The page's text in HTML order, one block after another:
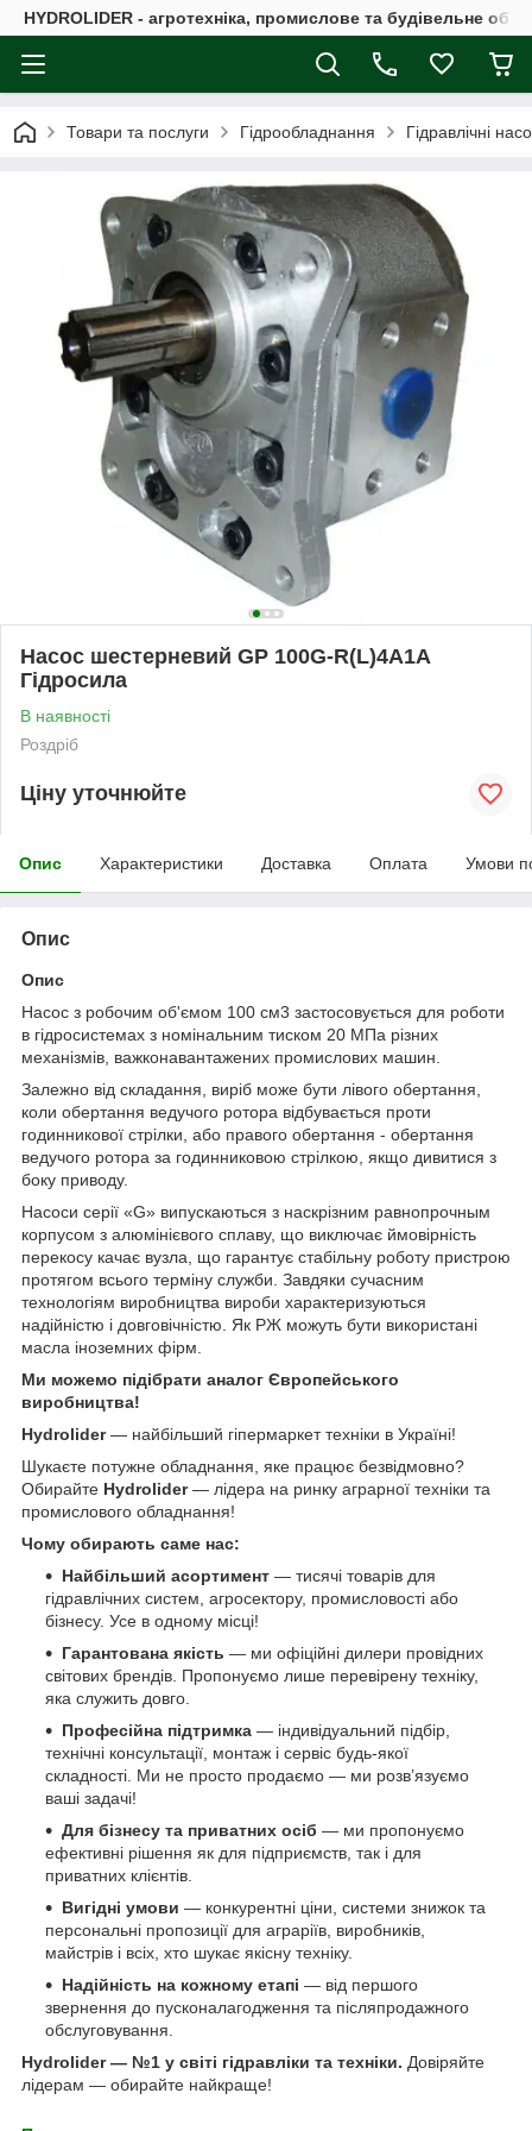
HYDROLIDER - агротехніка, промислове та будівельне
Товари та послуги Гідрообладнання Гідравлічні
Насос шестерневий GP 100G-R(L)4A1A
Гідросила
В наявності
Роздріб
Ціну уточнюйте
Опис Характеристики Доставка Оплата Умови
Опис
Опис
Насос з робочим об'ємом 100 см3 застосовується для роботи
в гідросистемах з номінальним тиском 20 МПа різних
механізмів, важконавантажених промислових машин.
Залежно від складання, виріб може бути лівого обертання,
коли обертання ведучого ротора відбувається проти
годинникової стрілки, або правого обертання - обертання
ведучого ротора за годинниковою стрілкою, якщо дивитися з
боку приводу.
Насоси серії «G» випускаються з наскрізним равнопрочным
корпусом з алюмінієвого сплаву, що виключає ймовірність
перекосу качає вузла, що гарантує стабільну роботу пристрою
протягом всього терміну служби. Завдяки сучасним
технологіям виробництва вироби характеризуються
надійністю і довговічністю. Як РЖ можуть бути використані
масла іноземних фірм.
Ми можемо підібрати аналог Європейського
виробництва!
Hydrolider— найбільший гіпермаркет техніки в Україні!
Шукаєте потужне обладнання, яке працює безвідмовно?
Обирайте Hydrolider— лідера на ринку аграрної техніки та
промислового обладнання!
Чому обирають саме нас:
Найбільший асортимент — тисячі товарів для
гідравлічних систем, агросектору, промисловості або
бізнесу. Усе в одному місці!
Гарантована якість — ми офіційні дилери провідних
світових брендів. Пропонуємо лише перевірену техніку,
яка служить довго.
Професійна підтримка — індивідуальний підбір,
технічні консультації, монтаж і сервіс будь-якої
складності. Ми не просто продаємо — ми розв’язуємо
ваші задачі!
Для бізнесу та приватних осіб — ми пропонуємо
ефективні рішення як для підприємств, так і для
приватних клієнтів.
Вигідні умови — конкурентні ціни, системи знижок та
персональні пропозиції для аграріїв, виробників,
майстрів і всіх, хто шукає якісну техніку.
Надійність на кожному етапі — від першого
звернення до пусконалагодження та післяпродажного
обслуговування.
Hydrolider — №1 у світі гідравліки та техніки. Довіряйте
лідерам — обирайте найкраще!